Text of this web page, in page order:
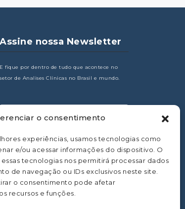
o consentimento
experiências, usamos tecnologias como
e/ou acessar informações do dispositivo. O
tecnologias nos permitirá processar dados
de navegação ou IDs exclusivos neste site.
o consentimento pode afetar
recursos e funções.
Assine nossa Newsletter
E fique por dentro de tudo que acontece no
setor de Analises Clínicas no Brasil e mundo.